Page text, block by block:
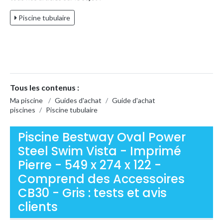
Piscine tubulaire
Tous les contenus :
Ma piscine / Guides d'achat / Guide d'achat
piscines / Piscine tubulaire
Piscine Bestway Oval Power
Steel Swim Vista - Imprimé
Pierre - 549 x 274 x 122 -
Comprend des Accessoires
CB30 - Gris : tests et avis
clients